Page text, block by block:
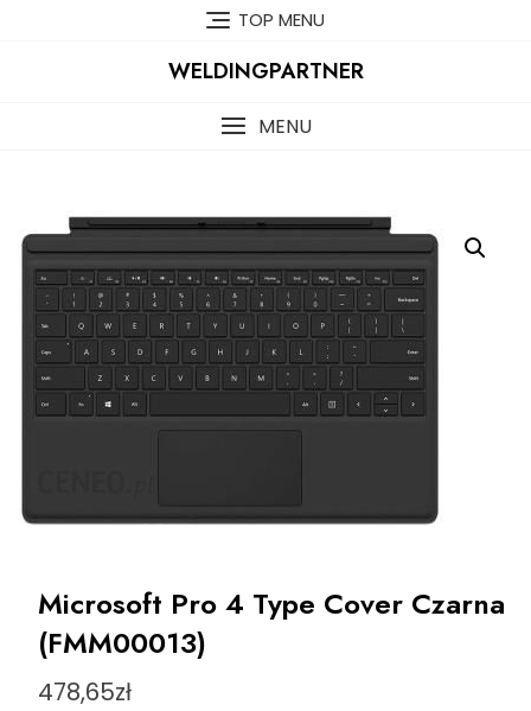
TOP MENU
WELDINGPARTNER
MENU
Microsoft Pro 4 Type Cover Czarna
(FMM00013)
478,65zł